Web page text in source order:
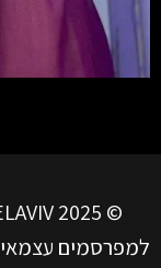
למפרסמים